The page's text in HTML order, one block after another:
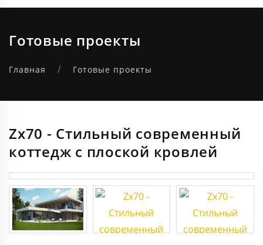
Готовые проекты
Главная Готовые проекты
Zx70 - Стильный современный
коттедж с плоской кровлей